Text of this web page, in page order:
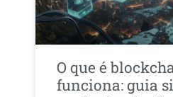
O que é
funciona: guia